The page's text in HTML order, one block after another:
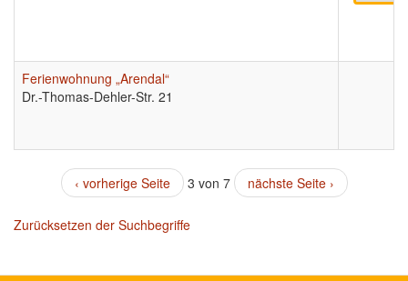
Ferienwohnung „Arendal“
Dr.-Thomas-Dehler-Str. 21
‹ vorherige Seite 3 von 7 nächste Seite ›
Zurücksetzen der Suchbegriffe